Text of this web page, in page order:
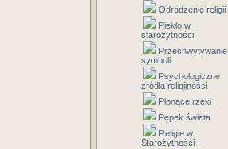
Odrodzenie religii
Piekło w
starożytności
Przechwytywanie
symboli
Psychologiczne
źródła religijności
Płonące rzeki
Pępek świata
Religie w
Starożytności -